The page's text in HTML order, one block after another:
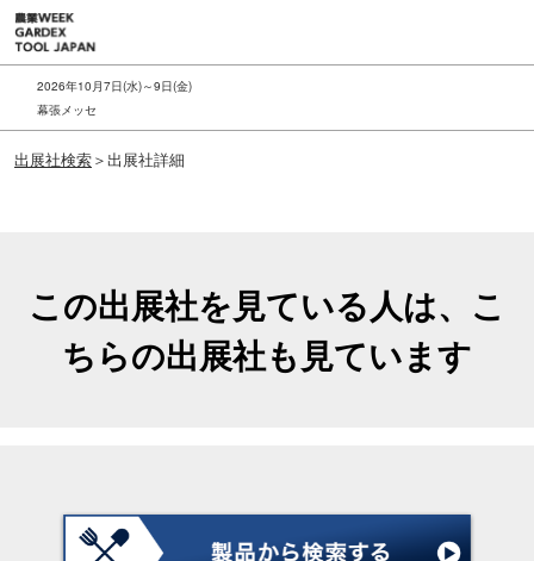
ス
キ
ッ
し
て
2026年10月7日(水)～9日(金)
幕張メッセ
出展社検索＞出展社詳細
この出展社を見ている人は、こ
ちらの出展社も見ています